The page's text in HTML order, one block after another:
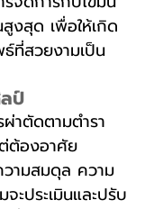
งสุด เพื่อให้เกิด
ที่สวยงามเป็น
ป์
าตัดตามตำรา
ต้องอาศัย
วามสมดุล ความ
ประเมินและปรับ